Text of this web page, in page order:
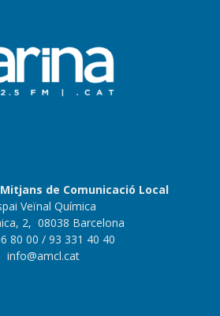
de Comunicació Local
Veïnal Química
2, 08038 Barcelona
80 00 / 93 331 40 40
info@amcl.cat